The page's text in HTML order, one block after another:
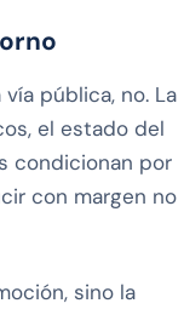
pública, no. La
el estado del
condicionan por
con margen no
sino la